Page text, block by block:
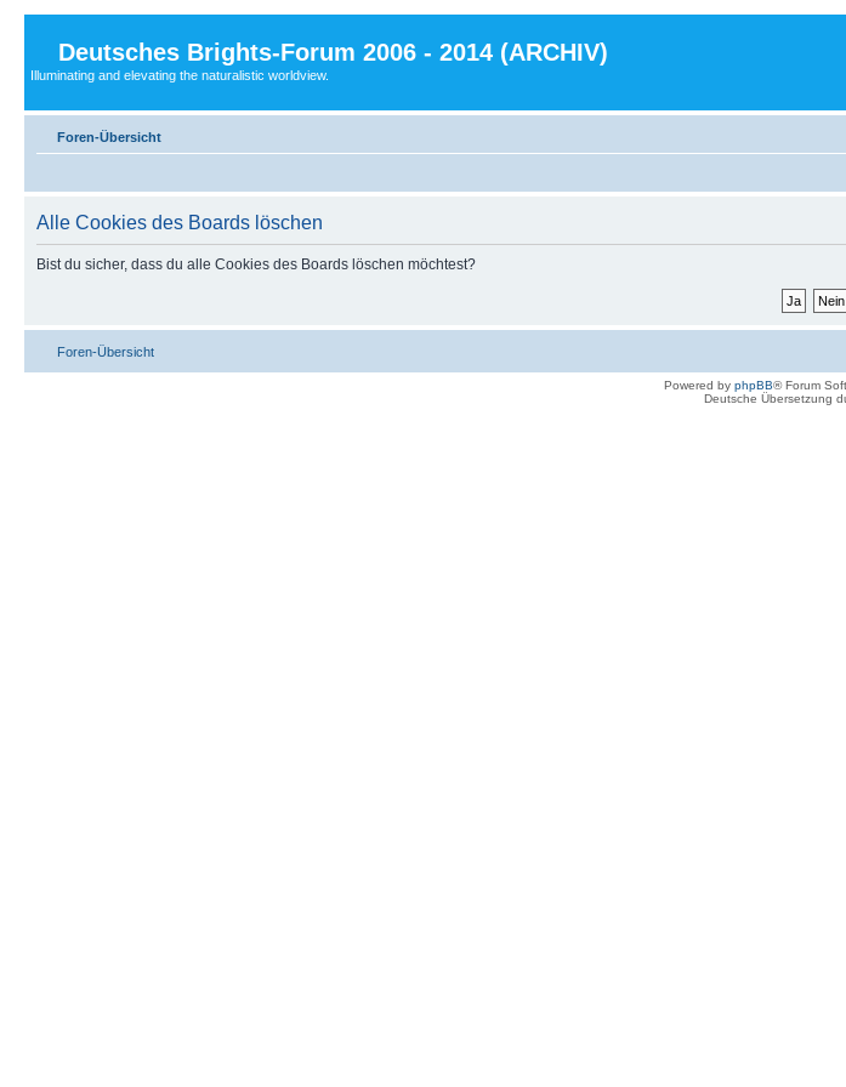
Deutsches Brights-Forum 2006 - 2014 (ARCHIV)
Illuminating and elevating the naturalistic worldview.
Foren-Übersicht
Alle Cookies des Boards löschen
Bist du sicher, dass du alle Cookies des Boards löschen möchtest?
Foren-Übersicht
Powered by phpBB® Forum
Deutsche Übersetzung